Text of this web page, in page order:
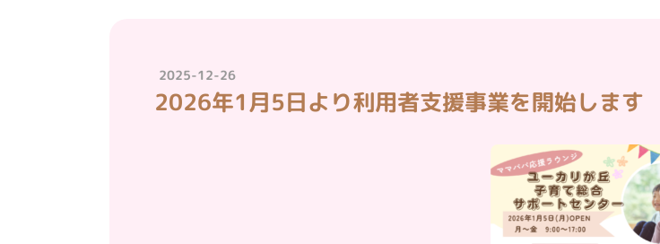
2025-12-26
2026年1月5日より利用者支援事業を開始します